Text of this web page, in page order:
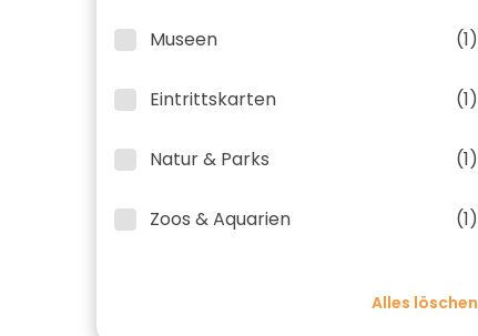
Museen (1)
Eintrittskarten (1)
Natur & Parks (1)
Zoos & Aquarien (1)
Alles löschen